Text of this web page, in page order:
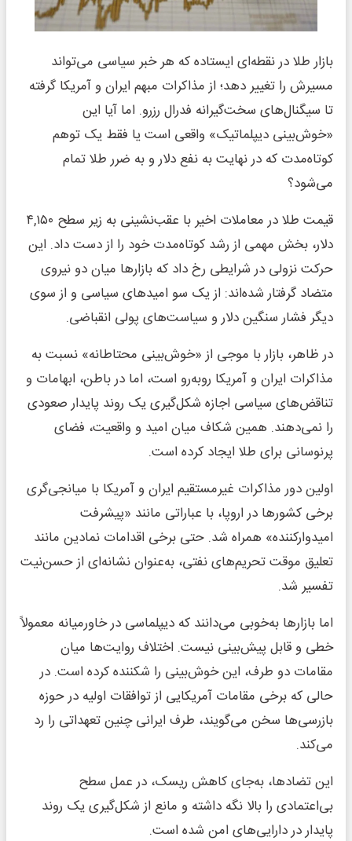
بازار طلا در نقطه‌ای ایستاده که هر خبر سیاسی می‌تواند
مسیرش را تغییر دهد؛ از مذاکرات مبهم ایران و آمریکا گرفته
تا سیگنال‌های سخت‌گیرانه فدرال رزرو. اما آیا این
«خوش‌بینی دیپلماتیک» واقعی است یا فقط یک توهم
کوتاه‌مدت که در نهایت به نفع دلار و به ضرر طلا تمام
می‌شود؟
قیمت طلا در معاملات اخیر با عقب‌نشینی به زیر سطح ۴,۱۵۰
دلار، بخش مهمی از رشد کوتاه‌مدت خود را از دست داد. این
حرکت نزولی در شرایطی رخ داد که بازارها میان دو نیروی
متضاد گرفتار شده‌اند: از یک سو امیدهای سیاسی و از سوی
دیگر فشار سنگین دلار و سیاست‌های پولی انقباضی.
در ظاهر، بازار با موجی از «خوش‌بینی محتاطانه» نسبت به
مذاکرات ایران و آمریکا روبه‌رو است، اما در باطن، ابهامات و
تناقض‌های سیاسی اجازه شکل‌گیری یک روند پایدار صعودی
را نمی‌دهند. همین شکاف میان امید و واقعیت، فضای
پرنوسانی برای طلا ایجاد کرده است.
اولین دور مذاکرات غیرمستقیم ایران و آمریکا با میانجی‌گری
برخی کشورها در اروپا، با عباراتی مانند «پیشرفت
امیدوارکننده» همراه شد. حتی برخی اقدامات نمادین مانند
تعلیق موقت تحریم‌های نفتی، به‌عنوان نشانه‌ای از حسن‌نیت
تفسیر شد.
اما بازارها به‌خوبی می‌دانند که دیپلماسی در خاورمیانه معمولاً
خطی و قابل پیش‌بینی نیست. اختلاف روایت‌ها میان
مقامات دو طرف، این خوش‌بینی را شکننده کرده است. در
حالی که برخی مقامات آمریکایی از توافقات اولیه در حوزه
بازرسی‌ها سخن می‌گویند، طرف ایرانی چنین تعهداتی را رد
می‌کند.
این تضادها، به‌جای کاهش ریسک، در عمل سطح
بی‌اعتمادی را بالا نگه داشته و مانع از شکل‌گیری یک روند
پایدار در دارایی‌های امن شده است.